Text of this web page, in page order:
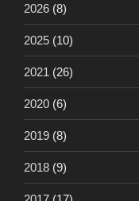
2026 (8)
2025 (10)
2021 (26)
2020 (6)
2019 (8)
2018 (9)